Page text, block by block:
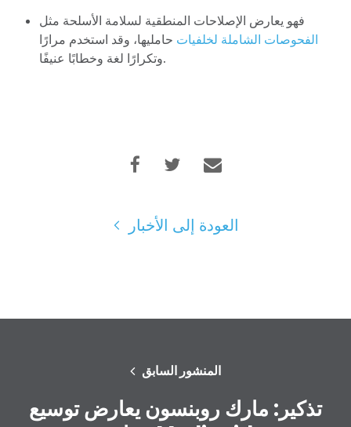
فهو يعارض الإصلاحات المنطقية لسلامة الأسلحة مثل
الفحوصات الشاملة لخلفيات حامليها، وقد استخدم مرارًا
وتكرارًا لغة وخطابًا عنيفًا.
العودة إلى الأخبار
المنشور السابق
تذكير: مارك روبنسون يعارض توسيع